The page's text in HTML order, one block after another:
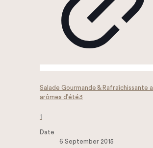
Salade Gourmande & Rafraîchissante
arômes d’été3
1
Date
6 September 2015